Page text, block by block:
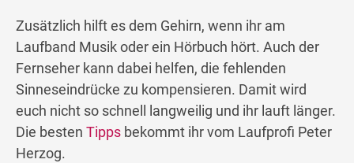
Zusätzlich hilft es dem Gehirn, wenn ihr am
Laufband Musik oder ein Hörbuch hört. Auch der
Fernseher kann dabei helfen, die fehlenden
Sinneseindrücke zu kompensieren. Damit wird
euch nicht so schnell langweilig und ihr lauft länger.
Die besten Tipps bekommt ihr vom Laufprofi Peter
Herzog.